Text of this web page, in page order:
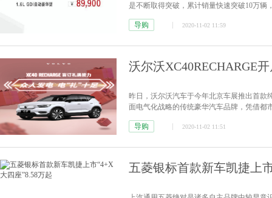
是不断取得突破，累计销量快速突破10万辆
导购
2020-11-02 11:59
沃尔沃XC40RECHARGE
昨日，沃尔沃汽车于今年北京车展推出首
面电气化战略的传统豪华汽车品牌，凭借都
盲订客户的认可与青睐，沃尔沃汽车特别推...
导购 2020-11-02 11:51
五菱银标首款新车凯捷上